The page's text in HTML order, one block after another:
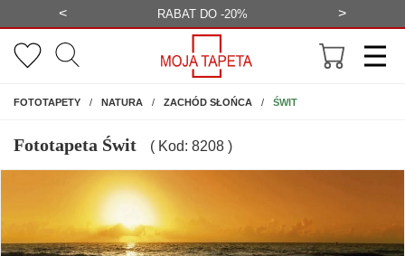
< BEZPŁATNA WIZUALIZACJA >
FOTOTAPETYNA ŚCIANĘ
NATURA ZACHÓD SŁOŃCA ŚWIT
Fototapeta Świt ( Kod: 8208 )